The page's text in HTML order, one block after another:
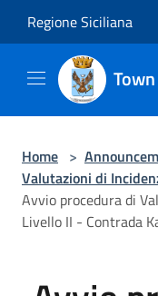
Regione Siciliana
Home >
Valutazioni di
Avvio procedura di
Livello II - Contrada